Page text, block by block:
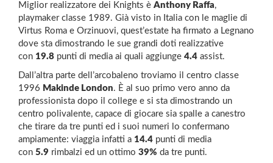
Miglior realizzatore dei Knights è Anthony Raffa,
playmaker classe 1989. Già visto in Italia con le maglie di
Virtus Roma e Orzinuovi, quest’estate ha firmato a Legnano
dove sta dimostrando le sue grandi doti realizzative
con 19.8 punti di media ai quali aggiunge 4.4 assist.
Dall’altra parte dell’arcobaleno troviamo il centro classe
1996 Makinde London. È al suo primo vero anno da
professionista dopo il college e si sta dimostrando un
centro polivalente, capace di giocare sia spalle a canestro
che tirare da tre punti ed i suoi numeri lo confermano
ampiamente: viaggia infatti a 14.4 punti di media
con 5.9 rimbalzi ed un ottimo 39% da tre punti.